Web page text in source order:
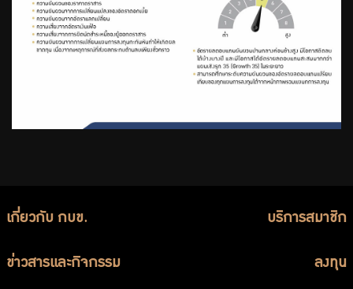
เกี่ยวกับ กบข. บริการสมาชิก
ข่าวสารและกิจกรรม ลงทุน